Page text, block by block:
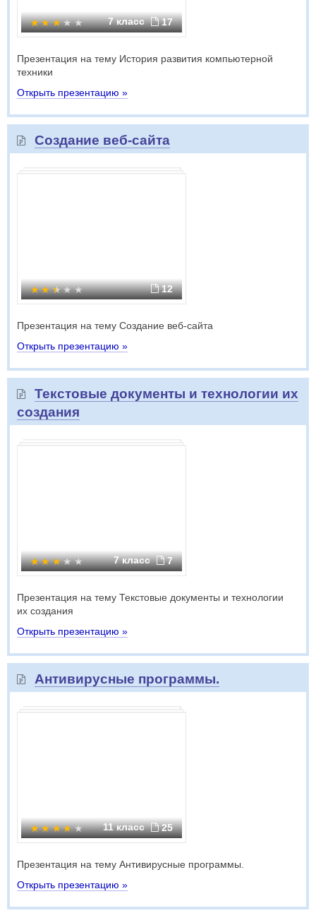
7 класс 17
Презентация на тему История развития компьютерной
техники
Открыть презентацию »
Создание веб-сайта
12
Презентация на тему Создание веб-сайта
Открыть презентацию »
Текстовые документы и технологии их
создания
7 класс 7
Презентация на тему Текстовые документы и технологии
их создания
Открыть презентацию »
Антивирусные программы.
11 класс 25
Презентация на тему Антивирусные программы.
Открыть презентацию »